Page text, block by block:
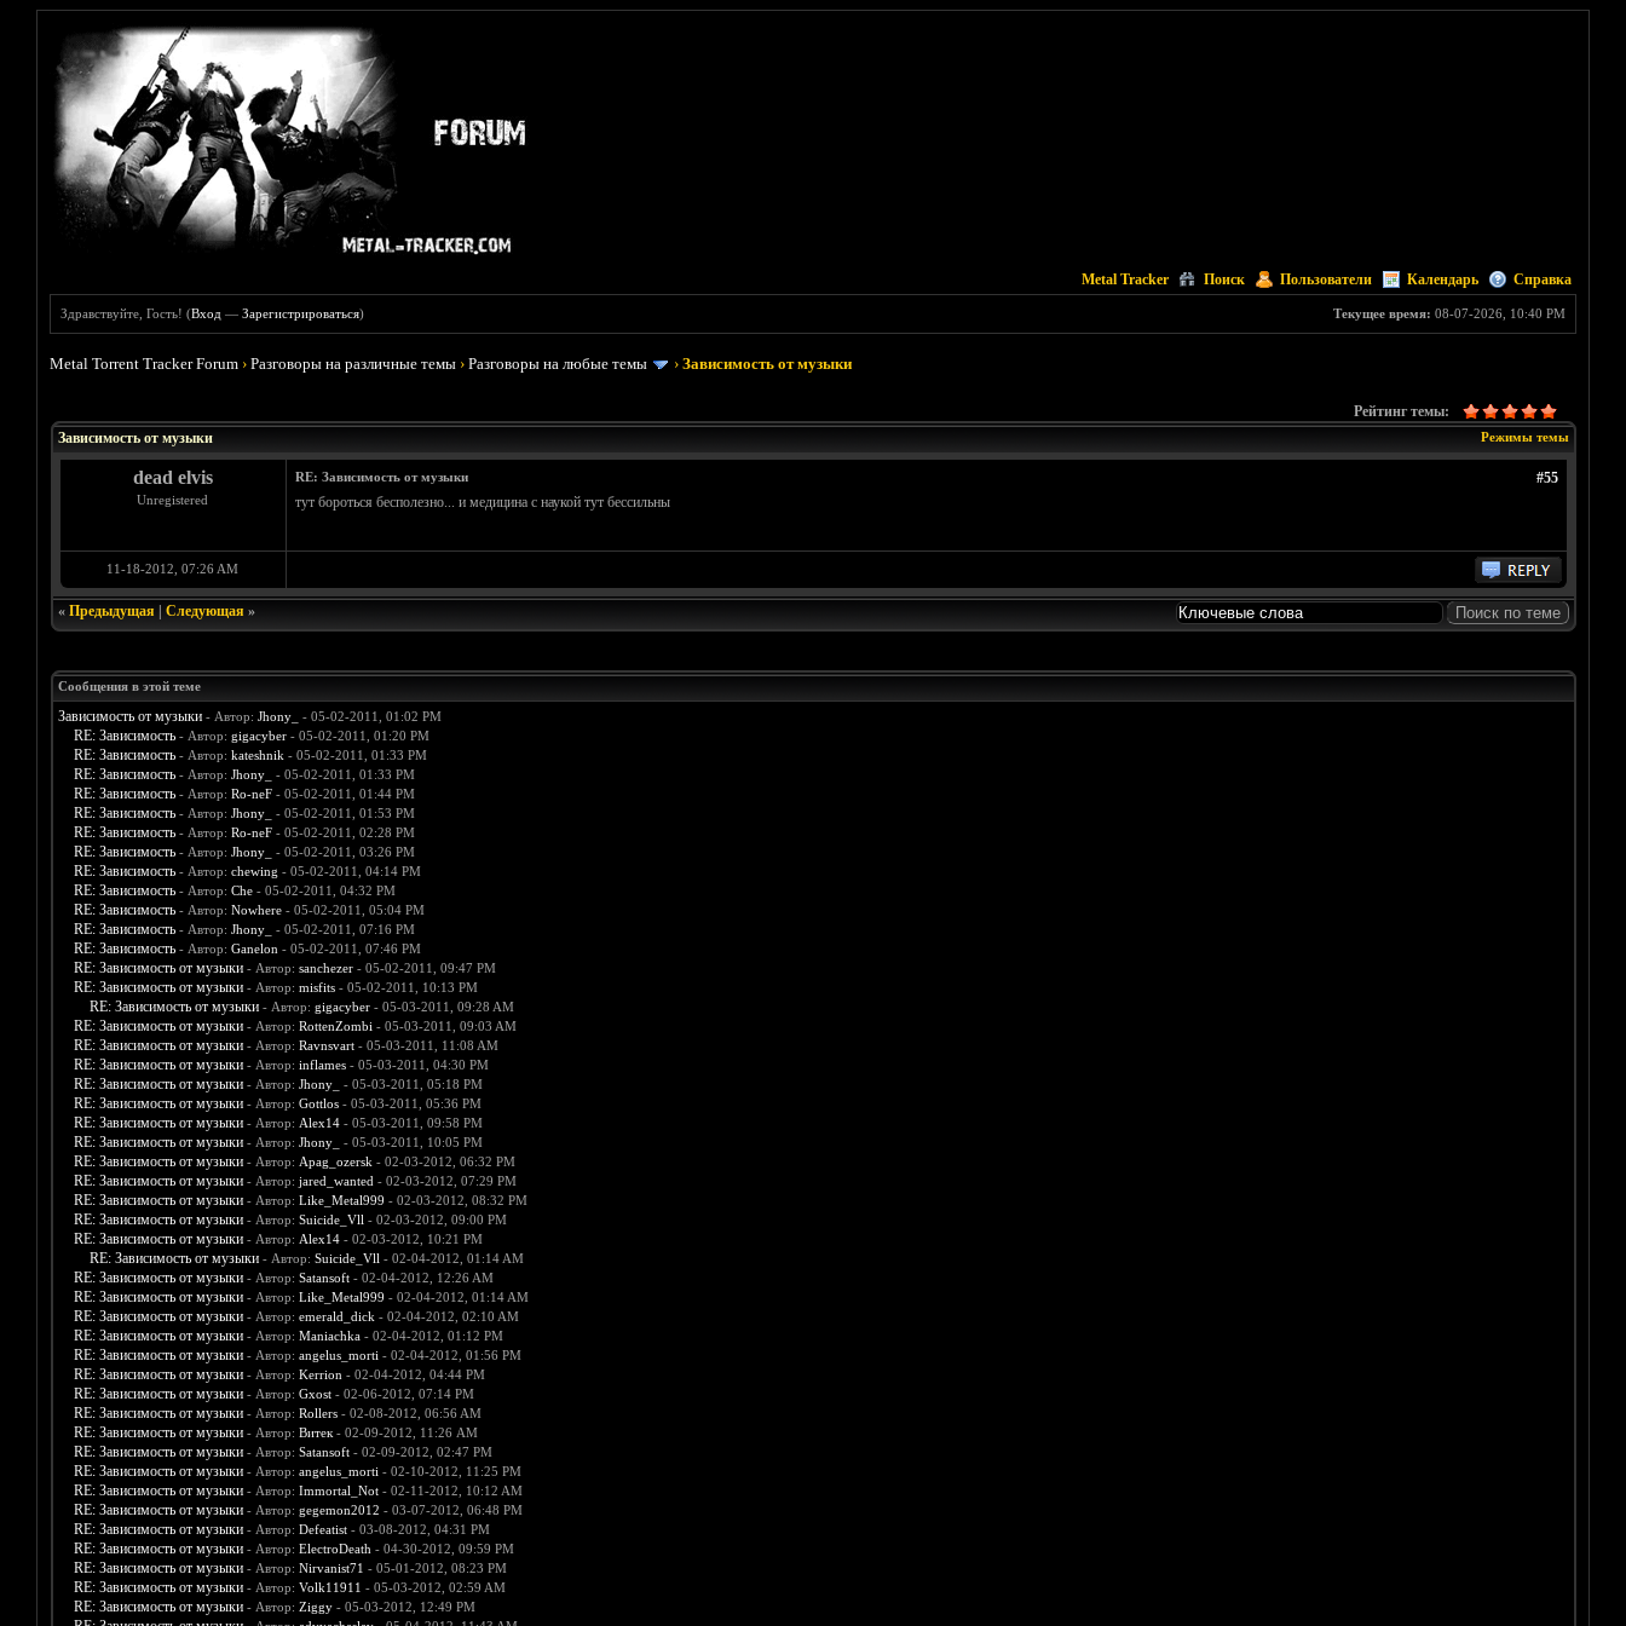
Metal Tracker Поиск Пользователи Календарь Справка
Текущее время: 08-07-2026, 10:40 PM
Здравствуйте, Гость! (Вход —Зарегистрироваться)
Metal Torrent Tracker Forum ›Разговоры на различные темы ›Разговоры на любые темы ›Зависимость от музыки
Рейтинг темы:
Режимы темы
Зависимость от музыки
dead elvis
Unregistered
#55
RE: Зависимость от музыки
тут бороться бесполезно... и медицина с наукой тут бессильны
11-18-2012, 07:26 AM
« Предыдущая| Следующая»
Сообщения в этой теме
Зависимость от музыки - Автор: Jhony_ - 05-02-2011, 01:02 PM
RE: Зависимость - Автор: gigacyber- 05-02-2011, 01:20 PM
RE: Зависимость - Автор: kateshnik - 05-02-2011, 01:33 PM
RE: Зависимость - Автор: Jhony_ - 05-02-2011, 01:33 PM
RE: Зависимость - Автор: Ro-neF- 05-02-2011, 01:44 PM
RE: Зависимость - Автор: Jhony_ - 05-02-2011, 01:53 PM
RE: Зависимость - Автор: Ro-neF- 05-02-2011, 02:28 PM
RE: Зависимость - Автор: Jhony_ - 05-02-2011, 03:26 PM
RE: Зависимость - Автор: chewing - 05-02-2011, 04:14 PM
RE: Зависимость - Автор: Che- 05-02-2011, 04:32 PM
RE: Зависимость - Автор: Nowhere- 05-02-2011, 05:04 PM
RE: Зависимость - Автор: Jhony_ - 05-02-2011, 07:16 PM
RE: Зависимость - Автор: Ganelon - 05-02-2011, 07:46 PM
RE: Зависимость от музыки - Автор: sanchezer- 05-02-2011, 09:47 PM
RE: Зависимость от музыки - Автор: misfits- 05-02-2011, 10:13 PM
RE: Зависимость от музыки - Автор: gigacyber- 05-03-2011, 09:28 AM
RE: Зависимость от музыки - Автор: RottenZombi - 05-03-2011, 09:03 AM
RE: Зависимость от музыки - Автор: Ravnsvart- 05-03-2011, 11:08 AM
RE: Зависимость от музыки - Автор: inflames- 05-03-2011, 04:30 PM
RE: Зависимость от музыки - Автор: Jhony_ - 05-03-2011, 05:18 PM
RE: Зависимость от музыки - Автор: Gottlos- 05-03-2011, 05:36 PM
RE: Зависимость от музыки - Автор: Alex14- 05-03-2011, 09:58 PM
RE: Зависимость от музыки - Автор: Jhony_ - 05-03-2011, 10:05 PM
RE: Зависимость от музыки - Автор: Apag_ozersk - 02-03-2012, 06:32 PM
RE: Зависимость от музыки - Автор: jared_wanted - 02-03-2012, 07:29 PM
RE: Зависимость от музыки - Автор: Like_Metal999 - 02-03-2012, 08:32 PM
RE: Зависимость от музыки - Автор: Suicide_Vll - 02-03-2012, 09:00 PM
RE: Зависимость от музыки - Автор: Alex14- 02-03-2012, 10:21 PM
RE: Зависимость от музыки - Автор: Suicide_Vll - 02-04-2012, 01:14 AM
RE: Зависимость от музыки - Автор: Satansoft- 02-04-2012, 12:26 AM
RE: Зависимость от музыки - Автор: Like_Metal999 - 02-04-2012, 01:14 AM
RE: Зависимость от музыки - Автор: emerald_dick - 02-04-2012, 02:10 AM
RE: Зависимость от музыки - Автор: Maniachka- 02-04-2012, 01:12 PM
RE: Зависимость от музыки - Автор: angelus_morti - 02-04-2012, 01:56 PM
RE: Зависимость от музыки - Автор: Kerrion - 02-04-2012, 04:44 PM
RE: Зависимость от музыки - Автор: Gxost- 02-06-2012, 07:14 PM
RE: Зависимость от музыки - Автор: Rollers- 02-08-2012, 06:56 AM
RE: Зависимость от музыки - Автор: Витек- 02-09-2012, 11:26 AM
RE: Зависимость от музыки - Автор: Satansoft- 02-09-2012, 02:47 PM
RE: Зависимость от музыки - Автор: angelus_morti - 02-10-2012, 11:25 PM
RE: Зависимость от музыки - Автор: Immortal_Not- 02-11-2012, 10:12 AM
RE: Зависимость от музыки - Автор: gegemon2012 - 03-07-2012, 06:48 PM
RE: Зависимость от музыки - Автор: Defeatist- 03-08-2012, 04:31 PM
RE: Зависимость от музыки - Автор: ElectroDeath - 04-30-2012, 09:59 PM
RE: Зависимость от музыки - Автор: Nirvanist71 - 05-01-2012, 08:23 PM
RE: Зависимость от музыки - Автор: Volk11911 - 05-03-2012, 02:59 AM
RE: Зависимость от музыки - Автор: Ziggy- 05-03-2012, 12:49 PM